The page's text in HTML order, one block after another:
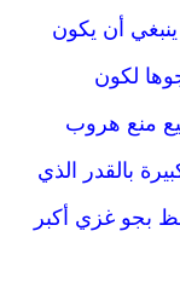
أن يكون
لكون
منع هروب
بالقدر الذي
بجو غزي أكبر